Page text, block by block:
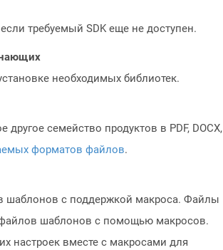
требуемый SDK еще не доступен.
необходимых библиотек.
семейство продуктов в PDF, DOCX,
форматов файлов.
шаблонов с поддержкой макроса. Файлы
файлов шаблонов с помощью макросов.
настроек вместе с макросами для